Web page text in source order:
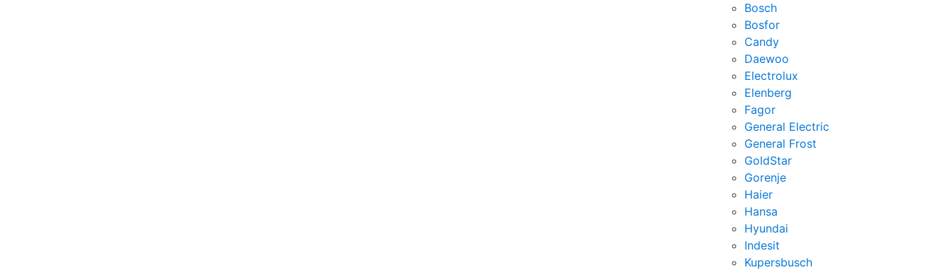
Bosch
Bosfor
Candy
Daewoo
Electrolux
Elenberg
Fagor
General Electric
General Frost
GoldStar
Gorenje
Haier
Hansa
Hyundai
Indesit
Kupersbusch